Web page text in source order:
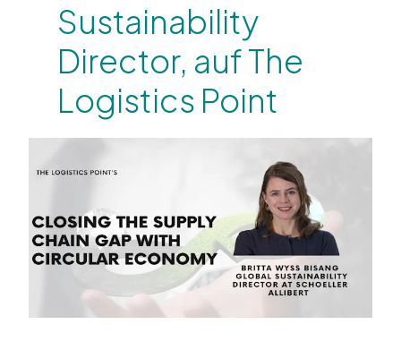
Sustainability
Director, auf The
Logistics Point